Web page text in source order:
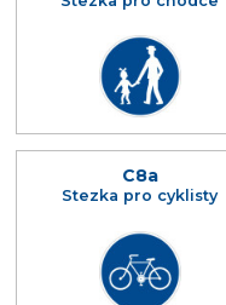
C8a
Stezka pro cyklisty